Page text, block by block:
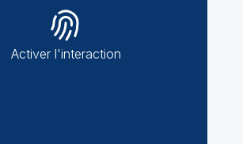
Activer l'interaction